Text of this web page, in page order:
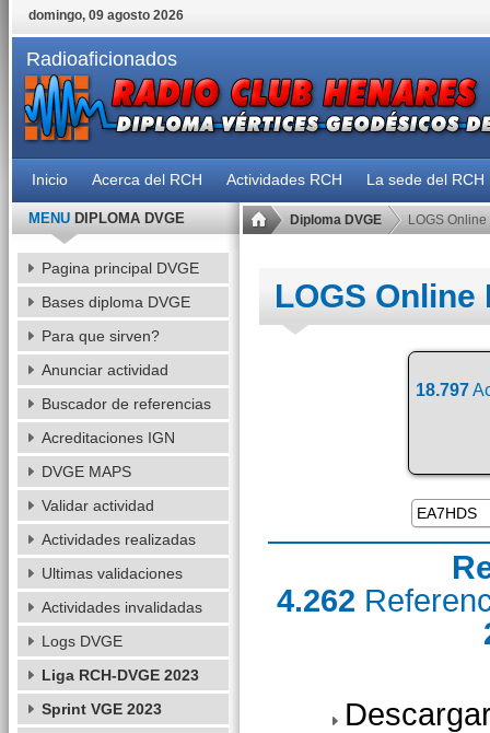
domingo, 09 agosto 2026
Radioaficionados
Inicio Acerca del RCH Actividades RCH La sede del RCH
Diploma DVGE LOGS Online
LOGS Online
18.797
4.262
MENUDIPLOMA DVGE
Pagina principal DVGE
Bases diploma DVGE
Para que sirven?
Anunciar actividad
Buscador de referencias
Acreditaciones IGN
DVGE MAPS
Validar actividad
Actividades realizadas
Ultimas validaciones
Actividades invalidadas
Logs DVGE
Liga RCH-DVGE 2023
Sprint VGE 2023